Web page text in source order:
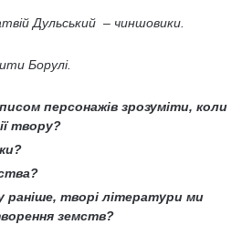
Дульський – чиншовики.
Борулі.
персонажів зрозуміти, коли
твору?
раніше, творі літератури ми
земств?